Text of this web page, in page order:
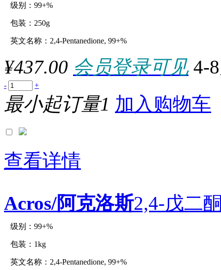
原厂型号：C12996-250g
参数：
级别：99+%
包装：250g
英文名称：2,4-Pentanedione, 99+%
¥437.00 会员登录可见 4-
- +
最小起订量1 加入购物车
查看详情
Acros/阿克洛斯2,4-戊二
原厂型号：C12996-1kg
级别：99+%
包装：1kg
英文名称：2,4-Pentanedione, 99+%